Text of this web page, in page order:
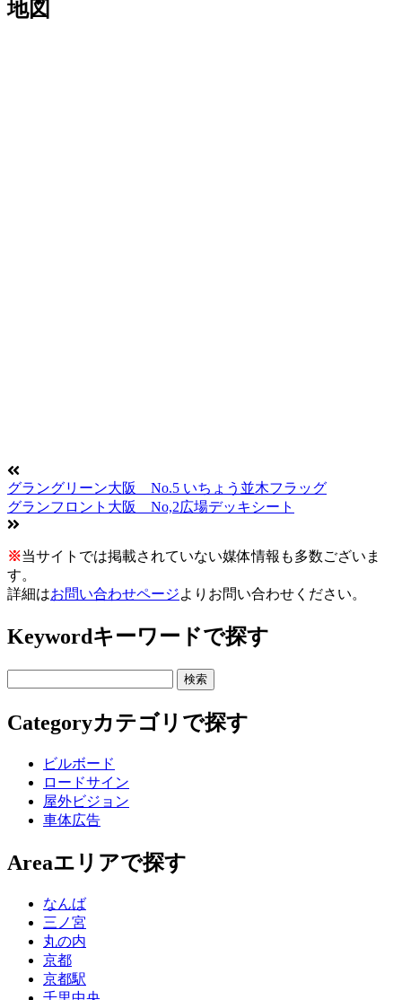
地図
グラングリーン大阪 No.5 いちょう並木フラッグ
グランフロント大阪 No,2広場デッキシート
※当サイトでは掲載されていない媒体情報も多数ございま
す。
詳細はお問い合わせページよりお問い合わせください。
Keywordキーワードで探す
Categoryカテゴリで探す
ビルボード
ロードサイン
屋外ビジョン
車体広告
Areaエリアで探す
なんば
三ノ宮
丸の内
京都
京都駅